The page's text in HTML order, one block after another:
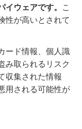
ウェアです。
こ
性が高いとされて
ード情報、個人識
み取られるリスク
収集された情報
用される可能性が